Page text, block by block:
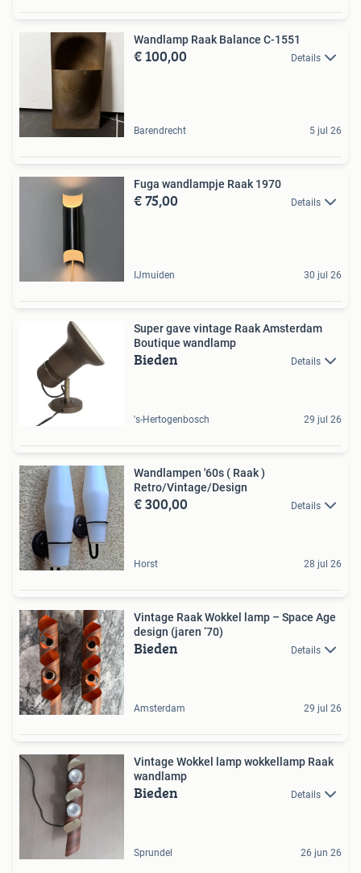
Wandlamp Raak Balance C-1551
€ 100,00 Details
Barendrecht 5 jul 26
Fuga wandlampje Raak 1970
€ 75,00 Details
IJmuiden 30 jul 26
Super gave vintage Raak Amsterdam
Boutique wandlamp
Bieden Details
's-Hertogenbosch 29 jul 26
Wandlampen '60s ( Raak )
Retro/Vintage/Design
€ 300,00 Details
Horst 28 jul 26
Vintage Raak Wokkel lamp – Space Age
design (jaren ‘70)
Bieden Details
Amsterdam 29 jul 26
Vintage Wokkel lamp wokkellamp Raak
wandlamp
Bieden Details
Sprundel 26 jun 26